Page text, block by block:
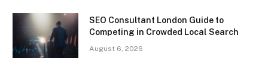
SEO Consultant London Guide to
Competing in Crowded Local Search
August 6, 2026